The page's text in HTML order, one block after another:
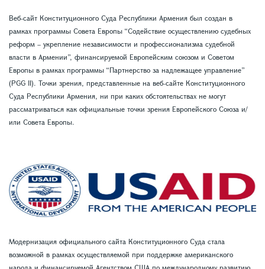
Веб-сайт Конституционного Суда Республики Армения был создан в
рамках программы Совета Европы “Содействие осуществлению судебных
реформ – укрепление независимости и профессионализма судебной
власти в Армении”, финансируемой Европейским союзом и Советом
Европы в рамках программы “Партнерство за надлежащее управление”
(PGG II). Точки зрения, представленные на веб-сайте Конституционного
Суда Республики Армения, ни при каких обстоятельствах не могут
рассматриваться как официальные точки зрения Европейского Союза и/
или Совета Европы.
Модернизация официального сайта Конституционного Суда стала
возможной в рамках осуществляемой при поддержке американского
народа и финансируемой Агентством США по международному развитию